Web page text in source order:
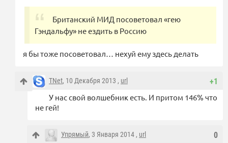
Британский МИД посоветовал «гею
Гэндальфу» не ездить в Россию
я бы тоже посоветовал… нехуй ему здесь делать
+1
TNet, 10 Декабря 2013 , url
У нас свой волшебник есть. И притом 146% что
не гей!
0
Упрямый, 3 Января 2014 , url